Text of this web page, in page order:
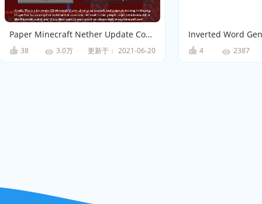
Paper Minecraft Nether Update Concept Game
38 3.0万 更新于： 2021-06-20
Inverted Word
4 2387